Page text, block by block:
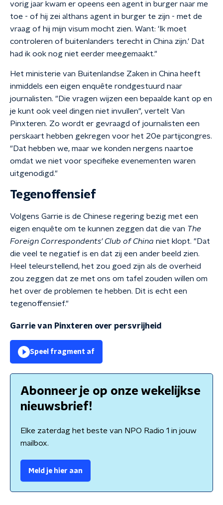
vorig jaar kwam er opeens een agent in burger naar me
toe - of hij zei althans agent in burger te zijn - met de
vraag of hij mijn visum mocht zien. Want: 'Ik moet
controleren of buitenlanders terecht in China zijn.' Dat
had ik ook nog niet eerder meegemaakt."
Het ministerie van Buitenlandse Zaken in China heeft
inmiddels een eigen enquête rondgestuurd naar
journalisten. "Die vragen wijzen een bepaalde kant op en
je kunt ook veel dingen niet invullen", vertelt Van
Pinxteren. Zo wordt er gevraagd of journalisten een
perskaart hebben gekregen voor het 20e partijcongres.
"Dat hebben we, maar we konden nergens naartoe
omdat we niet voor specifieke evenementen waren
uitgenodigd."
Tegenoffensief
Volgens Garrie is de Chinese regering bezig met een
eigen enquête om te kunnen zeggen dat die van The
Foreign Correspondents' Club of China niet klopt. "Dat
die veel te negatief is en dat zij een ander beeld zien.
Heel teleurstellend, het zou goed zijn als de overheid
zou zeggen dat ze met ons om tafel zouden willen om
het over de problemen te hebben. Dit is echt een
tegenoffensief."
Garrie van Pinxteren over persvrijheid
Speel fragment af
Abonneer je op onze wekelijkse
nieuwsbrief!
Elke zaterdag het beste van NPO Radio 1 in jouw
mailbox.
Meld je hier aan